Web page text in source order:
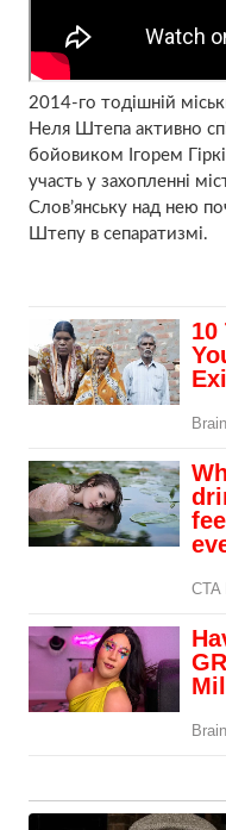
2014-го тодішній
Неля Штепа активно
бойовиком Ігорем
участь у захопленні
Слов’янську над нею
Штепу в сепаратизмі.